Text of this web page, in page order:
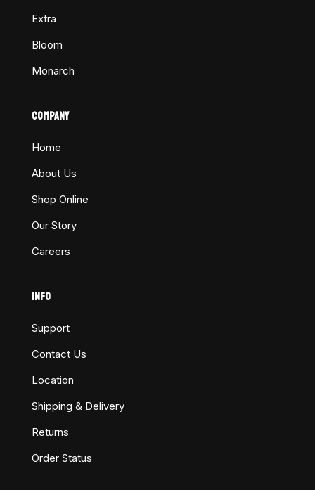
Extra
Bloom
Monarch
COMPANY
Home
About Us
Shop Online
Our Story
Careers
INFO
Support
Contact Us
Location
Shipping & Delivery
Returns
Order Status